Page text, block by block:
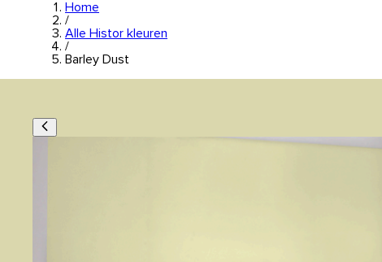
Home
/
Alle Histor kleuren
/
Barley Dust